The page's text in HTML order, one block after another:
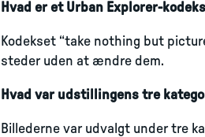
Hvad er et Urban Explorer-
Kodekset “take nothing but
steder uden at ændre dem.
Hvad var udstillingens tre
Billederne var udvalgt under tre